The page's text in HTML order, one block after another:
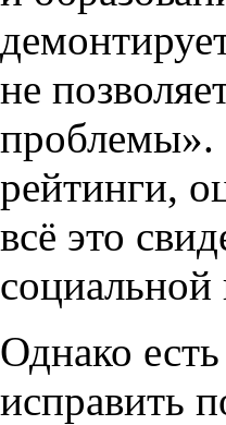
не
проблемы».
рейтинги,
всё это
Однако
исправить